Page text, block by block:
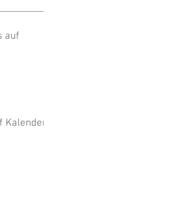
auf
Kalender